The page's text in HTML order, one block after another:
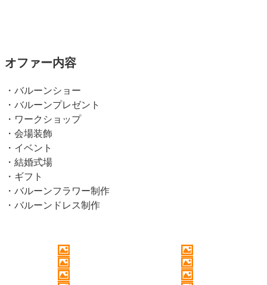
オファー内容
・バルーンショー
・バルーンプレゼント
・ワークショップ
・会場装飾
・イベント
・結婚式場
・ギフト
・バルーンフラワー制作
・バルーンドレス制作